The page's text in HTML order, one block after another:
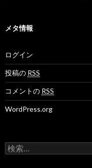
メタ情報
ログイン
投稿の RSS
コメントの RSS
WordPress.org
検
索